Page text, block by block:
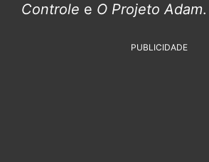
Controle e O Projeto Adam.
PUBLICIDADE